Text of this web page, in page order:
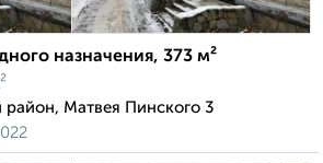
назначения, 373 м²
Матвея Пинского 3